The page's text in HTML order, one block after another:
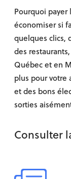
Pourquoi payer
économiser si
quelques clics,
des
Québec et en
plus pour votre
et des bons
sorties
Consulter